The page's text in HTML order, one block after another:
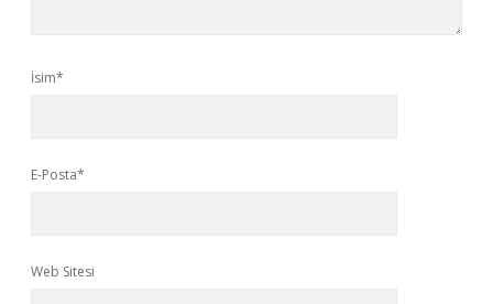
İsim*
E-Posta*
Web Sitesi